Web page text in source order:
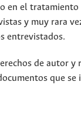
en el
y muy rara
entrevistados.
de autor y
que se